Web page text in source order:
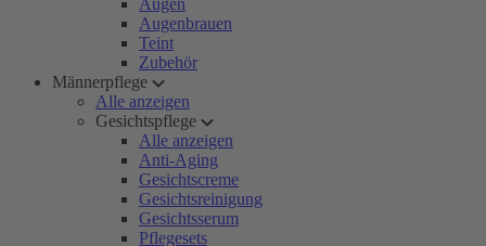
Augen
Augenbrauen
Teint
Zubehör
Männerpflege
Alle anzeigen
Gesichtspflege
Alle anzeigen
Anti-Aging
Gesichtscreme
Gesichtsreinigung
Gesichtsserum
Pflegesets